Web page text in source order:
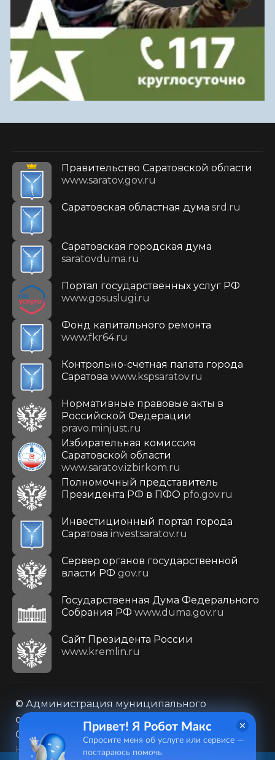
Правительство Саратовской области
www.saratov.gov.ru
Саратовская областная дума srd.ru
Саратовская городская дума
saratovduma.ru
Портал государственных услуг РФ
www.gosuslugi.ru
Фонд капитального ремонта
www.fkr64.ru
Контрольно-счетная палата города
Саратова www.kspsaratov.ru
Нормативные правовые акты в
Российской Федерации
pravo.minjust.ru
Избирательная комиссия
Саратовской области
www.saratov.izbirkom.ru
Полномочный представитель
Президента РФ в ПФО pfo.gov.ru
Инвестиционный портал города
Саратова investsaratov.ru
Сервер органов государственной
власти РФ gov.ru
Государственная Дума Федерального
Собрания РФ www.duma.gov.ru
Cайт Президента России
www.kremlin.ru
© Администрация муниципального
образования городского округа «Город
Саратов»
Контакты
Карта сайта
Привет! Я Робот Макс
Спросите меня об услуге или сервисе —
постараюсь помочь